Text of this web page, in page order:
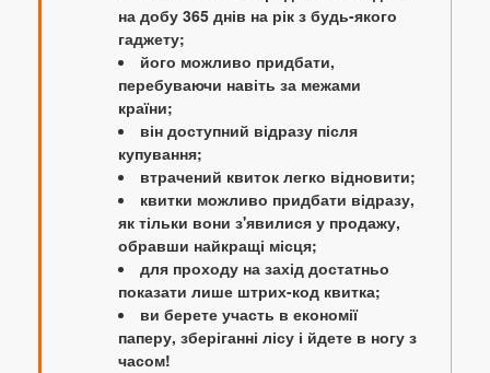
на добу 365 днів на рік з будь-якого
гаджету;
його можливо придбати,
перебуваючи навіть за межами
країни;
він доступний відразу після
купування;
втрачений квиток легко відновити;
квитки можливо придбати відразу,
як тільки вони з'явилися у продажу,
обравши найкращі місця;
для проходу на захід достатньо
показати лише штрих-код квитка;
ви берете участь в економії
паперу, зберіганні лісу і йдете в ногу з
часом!